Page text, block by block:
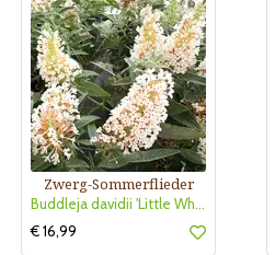
Zwerg-Sommerflieder
Buddleja davidii 'Little White'
€ 16,99